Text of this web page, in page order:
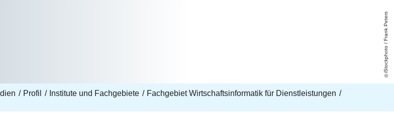
iStockphoto / Frank Peters
Profil Institute und Fachgebiete
Fachgebiet Wirtschaftsinformatik für Dienstleistungen